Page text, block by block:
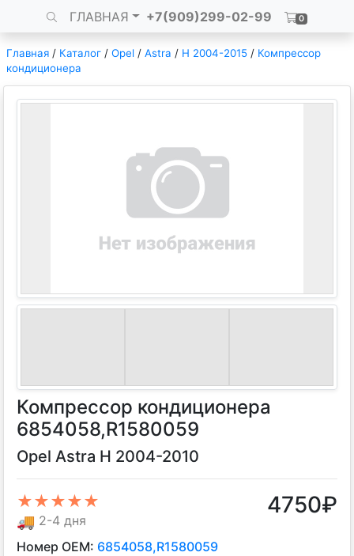
ГЛАВНАЯ +7(909)299-02-99 0
Главная / Каталог / Opel / Astra / H 2004-2015 / Компрессор
кондиционера
Компрессор кондиционера
6854058,R1580059
Opel Astra H 2004-2010
★★★★★
🚚 2-4 дня
4750₽
Номер OEM: 6854058,R1580059